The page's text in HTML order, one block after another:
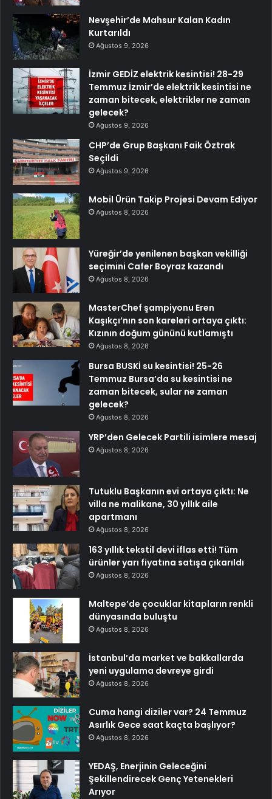
Nevşehir’de Mahsur Kalan Kadın
Kurtarıldı
Ağustos 9, 2026
İzmir GEDİZ elektrik kesintisi! 28-29
Temmuz İzmir’de elektrik kesintisi ne
zaman bitecek, elektrikler ne zaman
gelecek?
Ağustos 9, 2026
CHP’de Grup Başkanı Faik Öztrak
Seçildi
Ağustos 9, 2026
Mobil Ürün Takip Projesi Devam Ediyor
Ağustos 8, 2026
Yüreğir’de yenilenen başkan vekilliği
seçimini Cafer Boyraz kazandı
Ağustos 8, 2026
MasterChef şampiyonu Eren
Kaşıkçı’nın son kareleri ortaya çıktı:
Kızının doğum gününü kutlamıştı
Ağustos 8, 2026
Bursa BUSKİ su kesintisi! 25-26
Temmuz Bursa’da su kesintisi ne
zaman bitecek, sular ne zaman
gelecek?
Ağustos 8, 2026
YRP’den Gelecek Partili isimlere mesaj
Ağustos 8, 2026
Tutuklu Başkanın evi ortaya çıktı: Ne
villa ne malikane, 30 yıllık aile
apartmanı
Ağustos 8, 2026
163 yıllık tekstil devi iflas etti! Tüm
ürünler yarı fiyatına satışa çıkarıldı
Ağustos 8, 2026
Maltepe’de çocuklar kitapların renkli
dünyasında buluştu
Ağustos 8, 2026
İstanbul’da market ve bakkallarda
yeni uygulama devreye girdi
Ağustos 8, 2026
Cuma hangi diziler var? 24 Temmuz
Asırlık Gece saat kaçta başlıyor?
Ağustos 8, 2026
YEDAŞ, Enerjinin Geleceğini
Şekillendirecek Genç Yetenekleri
Arıyor